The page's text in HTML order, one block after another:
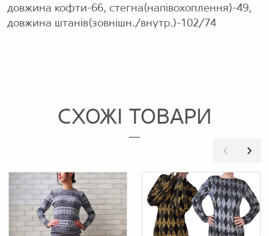
довжина кофти-66, стегна(напівохоплення)-49,
довжина штанів(зовнішн./внутр.)-102/74
СХОЖІ ТОВАРИ